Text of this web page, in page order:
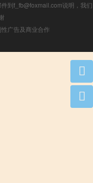
到f_fb@foxmail.com说明，我们
广告及商业合作